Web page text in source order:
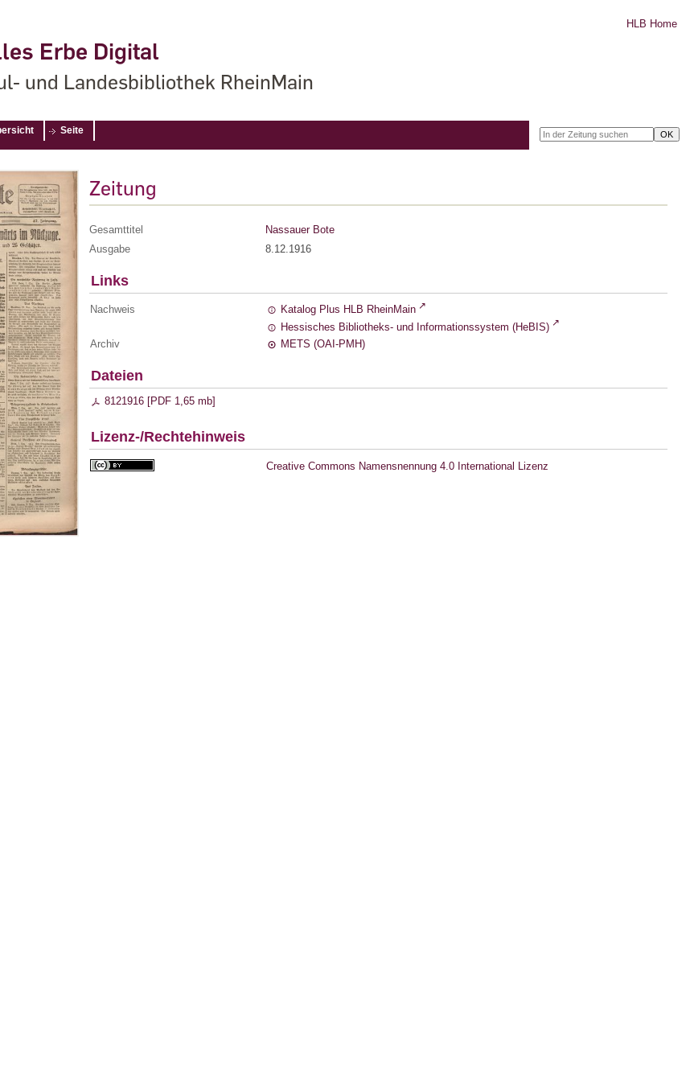
Erbe Digital
und Landesbibliothek RheinMain
HLB Home
Seite
Zeitung
Gesamttitel
Nassauer Bote
Ausgabe
8.12.1916
Links
Nachweis
Katalog Plus HLB RheinMain
Hessisches Bibliotheks- und Informationssystem (HeBIS)
Archiv
METS (OAI-PMH)
Dateien
8121916 [PDF 1,65 mb]
Lizenz-/Rechtehinweis
Creative Commons Namensnennung 4.0 International Lizenz